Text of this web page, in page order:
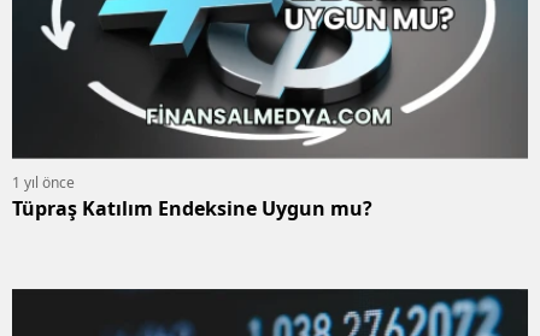
1 yıl önce
Tüpraş Katılım Endeksine Uygun mu?